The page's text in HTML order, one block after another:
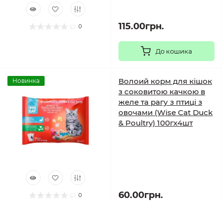
0 115.00грн.
До кошика
Новинка
0
Волоий корм для кішок
з соковитою качкою в
желе та рагу з птиці з
овочами (Wise Cat Duck
& Poultry) 100гх4шт
60.00грн.